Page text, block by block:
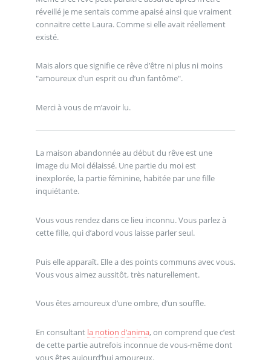
réveillé je me sentais comme apaisé ainsi que vraiment
connaitre cette Laura. Comme si elle avait réellement
existé.
Mais alors que signifie ce rêve d’être ni plus ni moins
"amoureux d’un esprit ou d’un fantôme".
Merci à vous de m’avoir lu.
La maison abandonnée au début du rêve est une
image du Moi délaissé. Une partie du moi est
inexplorée, la partie féminine, habitée par une fille
inquiétante.
Vous vous rendez dans ce lieu inconnu. Vous parlez à
cette fille, qui d’abord vous laisse parler seul.
Puis elle apparaît. Elle a des points communs avec vous.
Vous vous aimez aussitôt, très naturellement.
Vous êtes amoureux d’une ombre, d’un souffle.
En consultant la notion d’anima, on comprend que c’est
de cette partie autrefois inconnue de vous-même dont
vous êtes aujourd’hui amoureux.